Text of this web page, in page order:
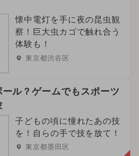
懐中電灯を手に夜の昆虫観
察！巨大虫カゴで触れ合う
体験も！
東京都渋谷区
ル？ゲームでもスポーツ
子どもの頃に憧れたあの技
を！自らの手で技を放て！
東京都墨田区